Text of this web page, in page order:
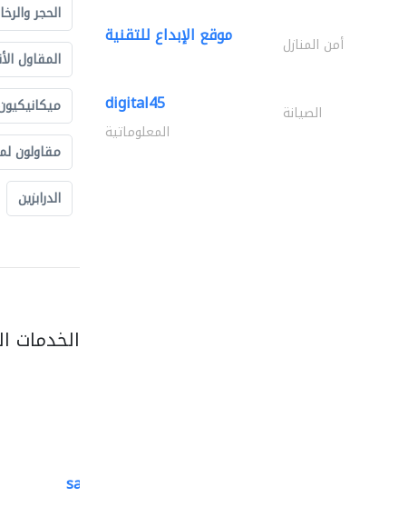
الحجر
المقاول
مقاولون
الدرابزين
الخدمات
saga veneers trading..
موقع الإبداع للتقنية أمن المنازل
digital45 الصيانة
المعلوماتية